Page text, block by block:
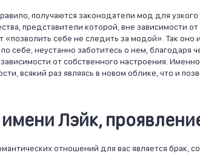
получаются законодатели мод для
представители которой, вне зависимости от
себе не следить за модой». Так оно
себе, неустанно заботитесь о нем, благодаря
от собственного настроения.
всякий раз являясь в новом облике, что и
Лэйк,
отношений для вас является брак,